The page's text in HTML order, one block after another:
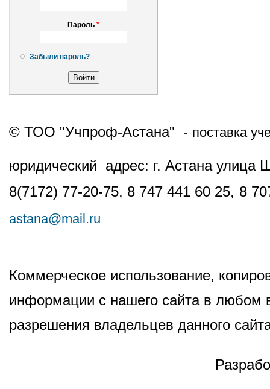
Пароль *
Забыли пароль?
© ТОО "Учпроф-Астана" - поставка
юридический адрес: г. Астана
8(7172) 77-20-75, 8 747 441 60 25, 8
astana@mail.ru
Коммерческое использование,
информации с нашего сайта в любом
разрешения владельцев данного